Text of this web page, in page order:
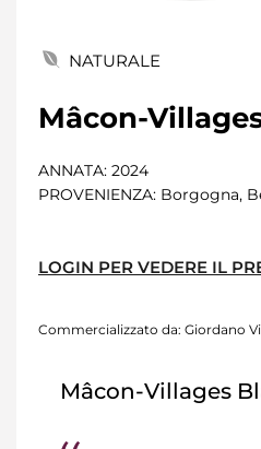
NATURALE
Mâcon-
ANNATA: 2024
PROVENIENZA: Borgogna,
LOGIN PER VEDERE IL
Commercializzato da: Giordano
Mâcon-Villages